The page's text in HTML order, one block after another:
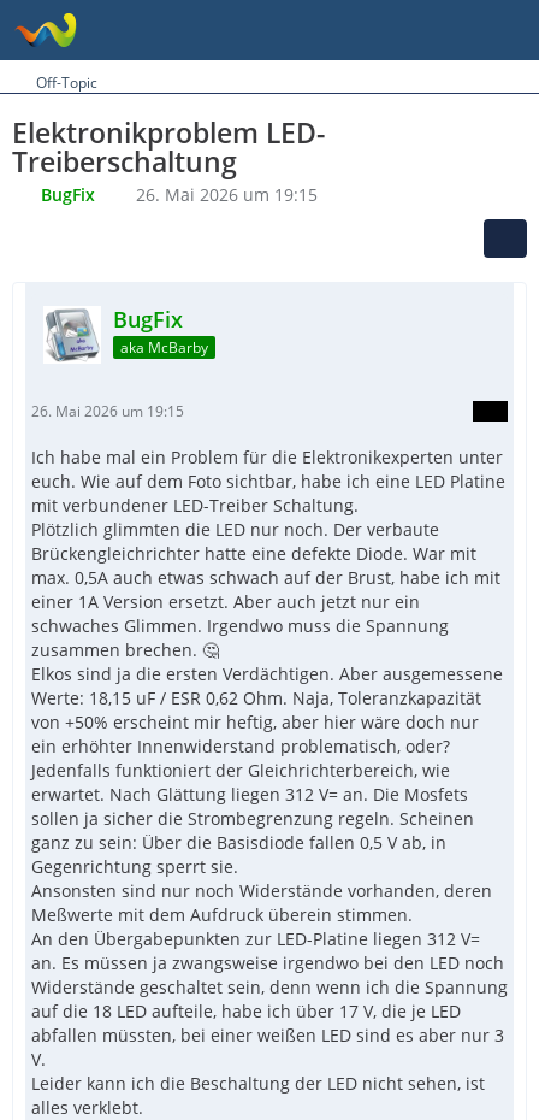
Off-Topic
Elektronikproblem LED-
Treiberschaltung
BugFix 26. Mai 2026 um 19:15
BugFix
aka McBarby
26. Mai 2026 um 19:15
Ich habe mal ein Problem für die Elektronikexperten unter
euch. Wie auf dem Foto sichtbar, habe ich eine LED Platine
mit verbundener LED-Treiber Schaltung.
Plötzlich glimmten die LED nur noch. Der verbaute
Brückengleichrichter hatte eine defekte Diode. War mit
max. 0,5A auch etwas schwach auf der Brust, habe ich mit
einer 1A Version ersetzt. Aber auch jetzt nur ein
schwaches Glimmen. Irgendwo muss die Spannung
zusammen brechen. 🤔
Elkos sind ja die ersten Verdächtigen. Aber ausgemessene
Werte: 18,15 uF / ESR 0,62 Ohm. Naja, Toleranzkapazität
von +50% erscheint mir heftig, aber hier wäre doch nur
ein erhöhter Innenwiderstand problematisch, oder?
Jedenfalls funktioniert der Gleichrichterbereich, wie
erwartet. Nach Glättung liegen 312 V= an. Die Mosfets
sollen ja sicher die Strombegrenzung regeln. Scheinen
ganz zu sein: Über die Basisdiode fallen 0,5 V ab, in
Gegenrichtung sperrt sie.
Ansonsten sind nur noch Widerstände vorhanden, deren
Meßwerte mit dem Aufdruck überein stimmen.
An den Übergabepunkten zur LED-Platine liegen 312 V=
an. Es müssen ja zwangsweise irgendwo bei den LED noch
Widerstände geschaltet sein, denn wenn ich die Spannung
auf die 18 LED aufteile, habe ich über 17 V, die je LED
abfallen müssten, bei einer weißen LED sind es aber nur 3
V.
Leider kann ich die Beschaltung der LED nicht sehen, ist
alles verklebt.